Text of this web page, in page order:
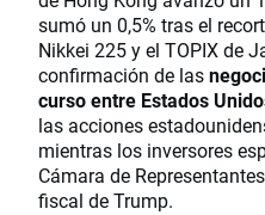
sumó un 0,5% tras el
Nikkei 225 y el TOPIX de
confirmación de las
curso entre Estados
las acciones
mientras los inversores
Cámara de
fiscal de Trump.